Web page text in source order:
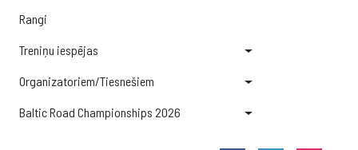
Rangi
Treniņu iespējas
Organizatoriem/Tiesnešiem
Baltic Road Championships 2026